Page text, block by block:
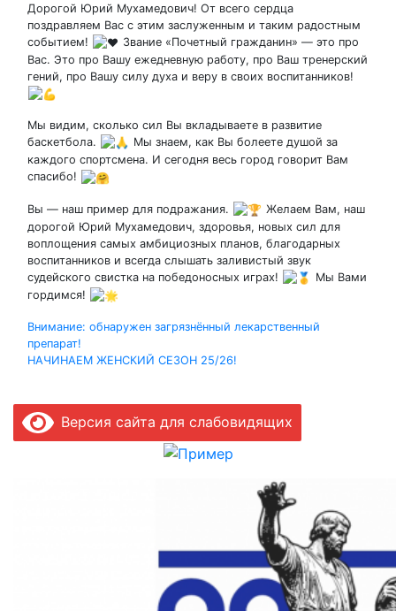
Дорогой Юрий Мухамедович! От всего сердца
поздравляем Вас с этим заслуженным и таким радостным
событием!
Звание «Почетный гражданин» — это про
Вас. Это про Вашу ежедневную работу, про Ваш тренерский
гений, про Вашу силу духа и веру в своих воспитанников!
Мы видим, сколько сил Вы вкладываете в развитие
баскетбола.
Мы знаем, как Вы болеете душой за
каждого спортсмена. И сегодня весь город говорит Вам
спасибо!
Вы — наш пример для подражания.
Желаем Вам, наш
дорогой Юрий Мухамедович, здоровья, новых сил для
воплощения самых амбициозных планов, благодарных
воспитанников и всегда слышать заливистый звук
судейского свистка на победоносных играх!
Мы Вами
гордимся!
Навигация
по
записям
Внимание: обнаружен загрязнённый лекарственный
препарат!
НАЧИНАЕМ ЖЕНСКИЙ СЕЗОН 25/26!
Версия сайта для слабовидящих